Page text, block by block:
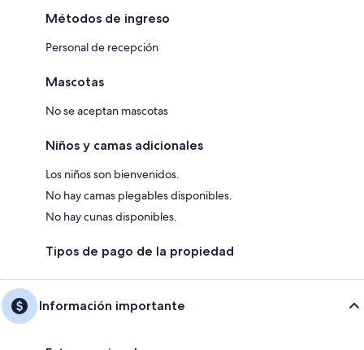
Métodos de ingreso
Personal de recepción
Mascotas
No se aceptan mascotas
Niños y camas adicionales
Los niños son bienvenidos.
No hay camas plegables disponibles.
No hay cunas disponibles.
Tipos de pago de la propiedad
Información importante